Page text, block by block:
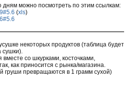
можно посмотреть по этим ссылкам:
(xls)
некоторых продуктов (таблица будет
сушки).
вместе со шкурками, косточками,
как приносится с рынка/магазина.
груши превращаются в 1 грамм сухой)